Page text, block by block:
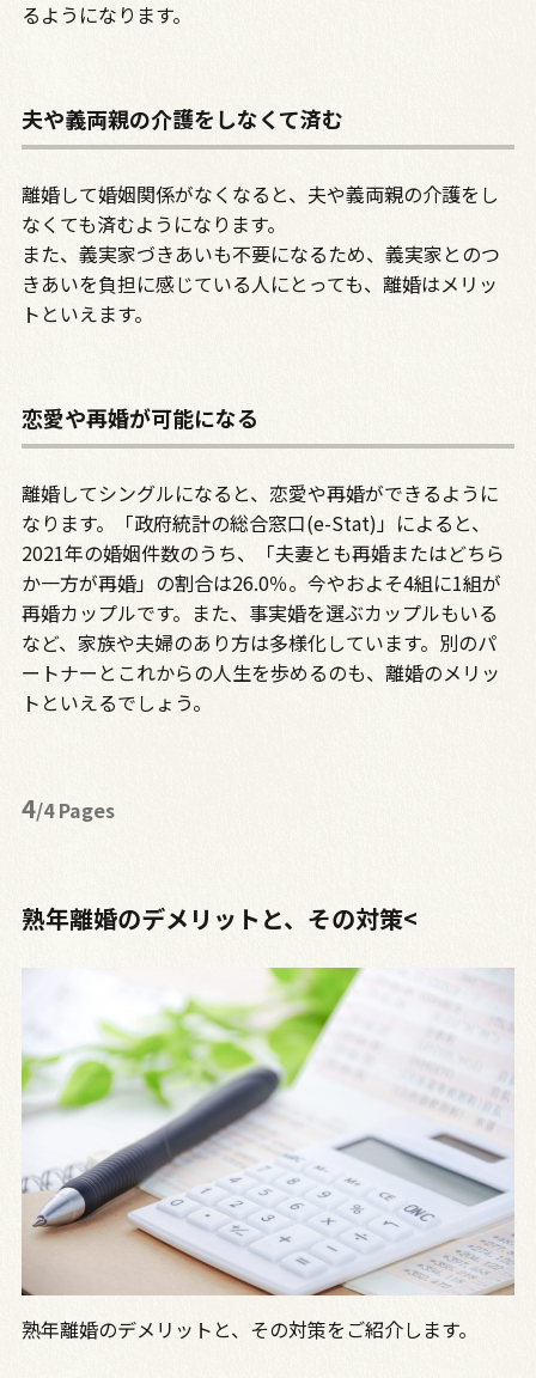
るようになります。
夫や義両親の介護をしなくて済む
離婚して婚姻関係がなくなると、夫や義両親の介護をし
なくても済むようになります。
また、義実家づきあいも不要になるため、義実家とのつ
きあいを負担に感じている人にとっても、離婚はメリッ
トといえます。
恋愛や再婚が可能になる
離婚してシングルになると、恋愛や再婚ができるように
なります。「政府統計の総合窓口(e-Stat)」によると、
2021年の婚姻件数のうち、「夫妻とも再婚またはどちら
か一方が再婚」の割合は26.0％。今やおよそ4組に1組が
再婚カップルです。また、事実婚を選ぶカップルもいる
など、家族や夫婦のあり方は多様化しています。別のパ
ートナーとこれからの人生を歩めるのも、離婚のメリッ
トといえるでしょう。
4/4 Pages
熟年離婚のデメリットと、その対策<
熟年離婚のデメリットと、その対策をご紹介します。